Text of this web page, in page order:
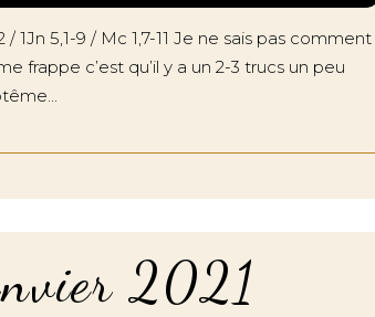
1Jn 5,1-9 / Mc 1,7-11 Je ne sais pas comment
frappe c’est qu’il y a un 2-3 trucs un peu
2021